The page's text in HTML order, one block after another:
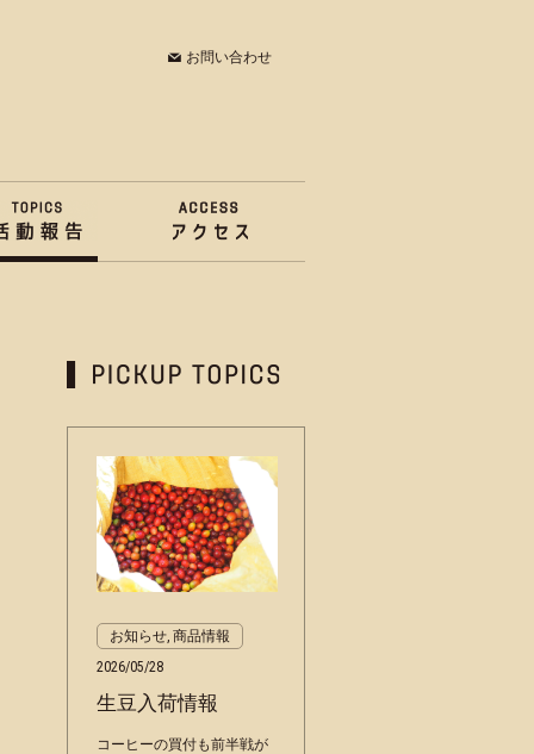
お問い合わせ
お知らせ, 商品情報
2026/05/28
生豆入荷情報
コーヒーの買付も前半戦が